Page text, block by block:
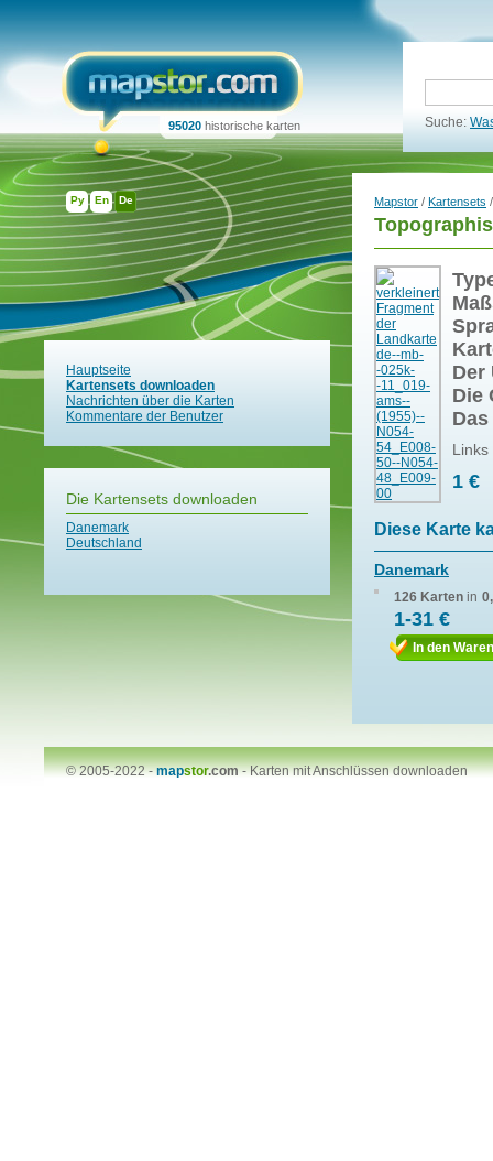
Ру En De
95020 historische karten Suche:
Hauptseite
Kartensets downloaden
Nachrichten über die Karten
Kommentare der Benutzer
Die Kartensets downloaden
Danemark
Deutschland
Mapstor / Kartensets
Der
Die
1 €
Diese Karte
Danemark
126 Karten in
1-31 €
In den
© 2005-2022 -mapstor.com-Karten mit Anschlüssen downloaden